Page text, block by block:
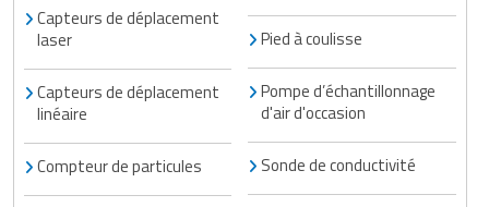
Capteurs de déplacement
laser
Capteurs de déplacement
linéaire
Compteur de particules
Pied à coulisse
Pompe d’échantillonnage
d'air d'occasion
Sonde de conductivité